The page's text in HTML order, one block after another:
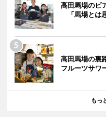
高田馬場のビ
「馬場とは
高田馬場の裏
フルーツサワ
もっ